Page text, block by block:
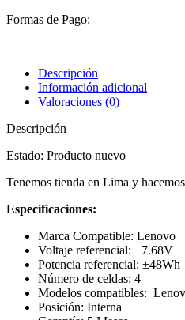
Formas de Pago:
Descripción
Información adicional
Valoraciones (0)
Descripción
Estado: Producto nuevo
Tenemos tienda en Lima y
Especificaciones:
Marca Compatible: Lenovo
Voltaje referencial: ±7.68V
Potencia referencial: ±48Wh
Número de celdas: 4
Modelos compatibles:
Posición: Interna